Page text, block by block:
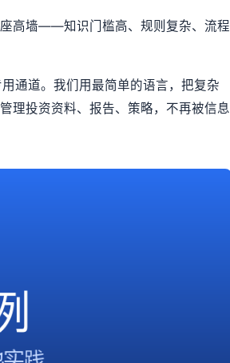
高墙——知识门槛高、规则复杂、流程
通道。我们用最简单的语言，把复杂
理投资资料、报告、策略，不再被信息